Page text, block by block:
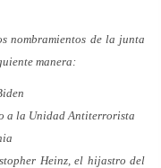
nombramientos de la junta
manera:
a la Unidad Antiterrorista
Heinz, el hijastro del